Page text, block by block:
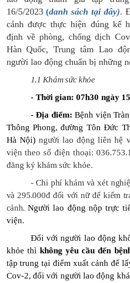
16/5/2023 (danh sách tại đây).
cảnh được thực hiện đúng kế
định về phòng, chống dịch
Hàn Quốc,Trung tâm Lao
người lao động chuẩn bị những
1.1 Khám sức khỏe
- Thời gian: 07h30 ngày
- Địa điểm: Bệnh viện
Thông Phong, đường Tôn Đức
Hà Nội) người lao động liên hệ
viện theo số điện thoại:
đăng ký khám sức khỏe.
- Chi phí khám và xét
và 295.000đ đối với nữ để kiểm
cảnh.Người lao động nộp trực
viện.
Đối với người lao động
khỏe thì không yêu cầu đến
tập trung tại điểm xuất cảnh để
Cov-2, đối với người lao động